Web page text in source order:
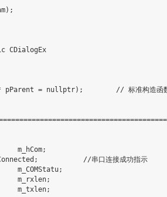
CDialogEx
pParent = nullptr) ; // 标准构造函
	HANDLE			m_hCom
;
;
//串口连接成功指示
	BOOL			m_COMStatu
;
			m_rxlen
;
			m_txlen
;